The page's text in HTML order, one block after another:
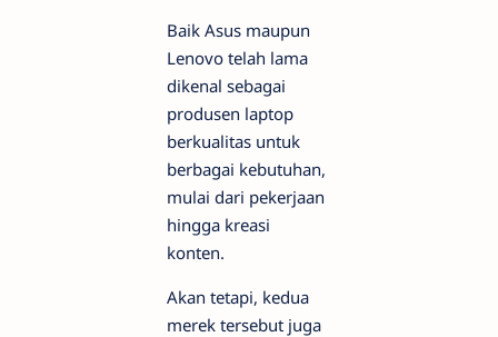
Baik Asus maupun
Lenovo telah lama
dikenal sebagai
produsen laptop
berkualitas untuk
berbagai kebutuhan,
mulai dari pekerjaan
hingga kreasi
konten.
Akan tetapi, kedua
merek tersebut juga